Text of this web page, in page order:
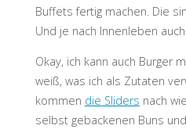
Buffets fertig machen. Die
Und je nach Innenleben
Okay, ich kann auch Burger
weiß, was ich als Zutaten
kommen die Sliders nach
selbst gebackenen Buns